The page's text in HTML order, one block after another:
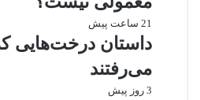
21 ساعت پیش
داستان درخت‌هایی
می‌رفتند
3 روز پیش